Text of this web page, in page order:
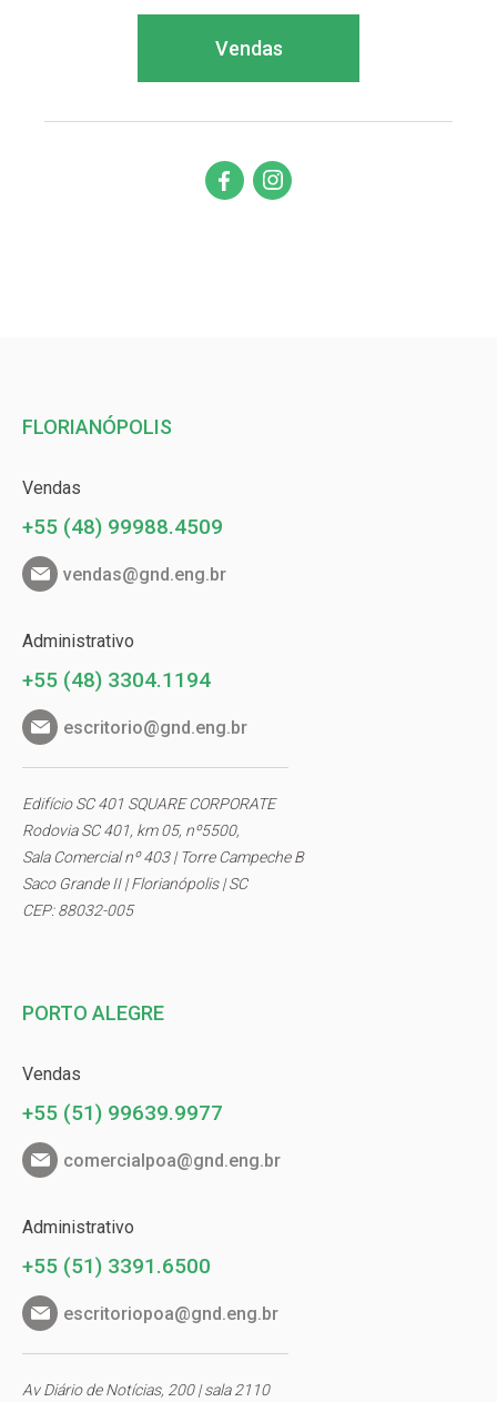
Vendas
FLORIANÓPOLIS
Vendas
+55 (48) 99988.4509
vendas@gnd.eng.br
Administrativo
+55 (48) 3304.1194
escritorio@gnd.eng.br
Edifício SC 401 SQUARE CORPORATE
Rodovia SC 401, km 05, nº5500,
Sala Comercial nº 403 | Torre Campeche B
Saco Grande II | Florianópolis | SC
CEP: 88032-005
PORTO ALEGRE
Vendas
+55 (51) 99639.9977
comercialpoa@gnd.eng.br
Administrativo
+55 (51) 3391.6500
escritoriopoa@gnd.eng.br
Av Diário de Notícias, 200 | sala 2110